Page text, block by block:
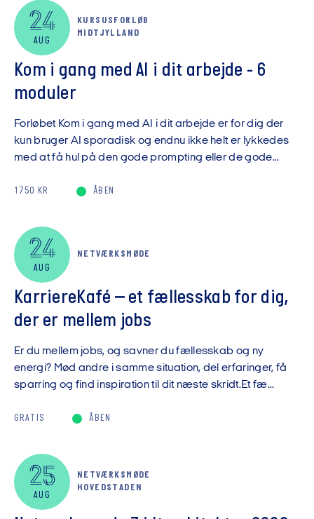
24
AUG
KURSUSFORLØB
MIDTJYLLAND
Kom i gang med AI i dit arbejde - 6
moduler
Forløbet Kom i gang med AI i dit arbejde er for dig der
kun bruger AI sporadisk og endnu ikke helt er lykkedes
med at få hul på den gode prompting eller de gode...
1750 KR ÅBEN
24
AUG
NETVÆRKSMØDE
KarriereKafé – et fællesskab for dig,
der er mellem jobs
Er du mellem jobs, og savner du fællesskab og ny
energi? Mød andre i samme situation, del erfaringer, få
sparring og find inspiration til dit næste skridt.Et fæ...
GRATIS ÅBEN
25
AUG
NETVÆRKSMØDE
HOVEDSTADEN